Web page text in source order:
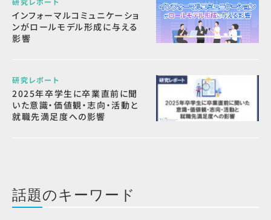
インフォーマルコミュニケーショ
ンがロールモデル形成に与える
影響
研究レポート
2025年卒学生に卒業直前に聞
いた意識・価値観・志向・活動と
就職先満足度への影響
話題のキーワード